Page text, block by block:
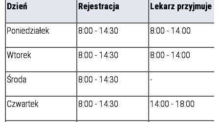
Dzień Rejestracja Lekarz przyjmuje
Poniedziałek 8:00 - 14:30 8:00 - 14.00
Wtorek 8:00 - 14:30 8:00 - 14:00
Środa 8:00 - 14:30 -
Czwartek 8:00 - 14:30 14:00 - 18:00